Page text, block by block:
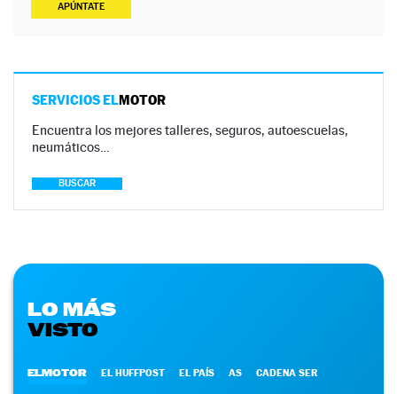
APÚNTATE
SERVICIOS ELMOTOR
Encuentra los mejores talleres, seguros, autoescuelas,
neumáticos…
BUSCAR
LO MÁS
VISTO
ELMOTOR EL HUFFPOST EL PAÍS AS CADENA SER